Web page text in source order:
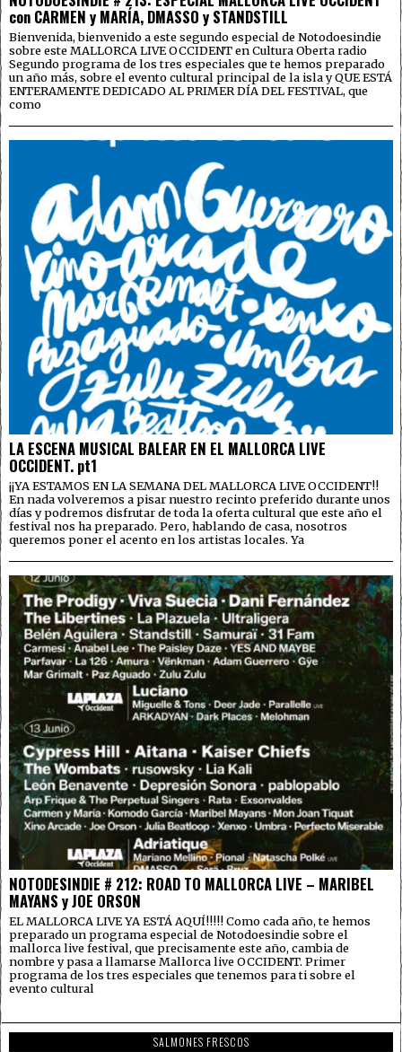
con CARMEN y MARÍA, DMASSO y STANDSTILL
Bienvenida, bienvenido a este segundo especial de Notodoesindie
sobre este MALLORCA LIVE OCCIDENT en Cultura Oberta radio
Segundo programa de los tres especiales que te hemos preparado
un año más, sobre el evento cultural principal de la isla y QUE ESTÁ
ENTERAMENTE DEDICADO AL PRIMER DÍA DEL FESTIVAL, que
como
LA ESCENA MUSICAL BALEAR EN EL MALLORCA LIVE
OCCIDENT. pt1
¡¡YA ESTAMOS EN LA SEMANA DEL MALLORCA LIVE OCCIDENT!!
En nada volveremos a pisar nuestro recinto preferido durante unos
días y podremos disfrutar de toda la oferta cultural que este año el
festival nos ha preparado. Pero, hablando de casa, nosotros
queremos poner el acento en los artistas locales. Ya
NOTODESINDIE # 212: ROAD TO MALLORCA LIVE – MARIBEL
MAYANS y JOE ORSON
EL MALLORCA LIVE YA ESTÁ AQUÍ!!!!! Como cada año, te hemos
preparado un programa especial de Notodoesindie sobre el
mallorca live festival, que precisamente este año, cambia de
nombre y pasa a llamarse Mallorca live OCCIDENT. Primer
programa de los tres especiales que tenemos para ti sobre el
evento cultural
SALMONES FRESCOS